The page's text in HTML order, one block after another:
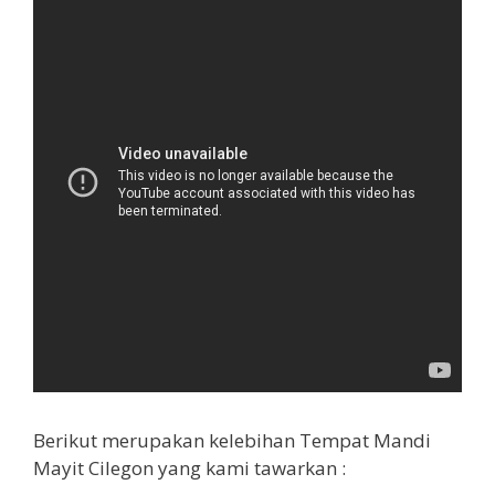
Berikut merupakan kelebihan Tempat Mandi
Mayit Cilegon yang kami tawarkan :